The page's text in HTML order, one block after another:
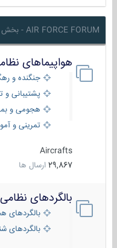
AIR FORCE FORUM - بخش نیروی هوایی
هواپیماهای نظامی
جنگنده و
پشتیبانی و
هجومی و بمب
تمرینی و
Aircrafts
29,867 ارسال ها
بالگردهای نظامی
بالگردهای
بالگردهای